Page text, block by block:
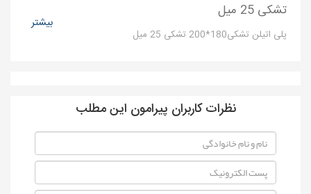
تشکی 25 میل
پلی اتیلن تشکی180*200 تشکی 25 میل
بیشتر
نظرات کاربران پیرامون این مطلب